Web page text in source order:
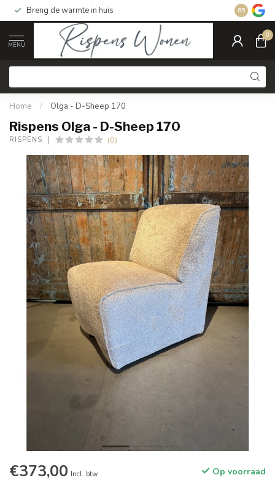
Breng de warmte in huis Gratis
8.5
MENU
0
Home / Olga - D-Sheep 170
Rispens Olga - D-Sheep 170
RISPENS (0)
€373,00 Incl. btw Op voorraad